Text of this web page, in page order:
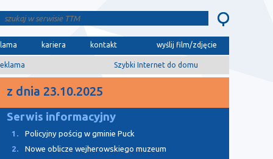
kariera kontakt wyślij film/zdjęcie
Szybki Internet do domu
z dnia 23.10.2025
Serwis informacyjny
1.
Policyjny pościg w gminie Puck
2.
Nowe oblicze wejherowskiego muzeum